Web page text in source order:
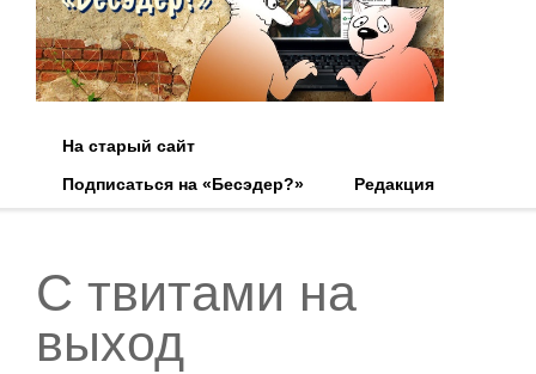
На старый сайт
Подписаться на «Бесэдер?»
Редакция
С твитами на
выход